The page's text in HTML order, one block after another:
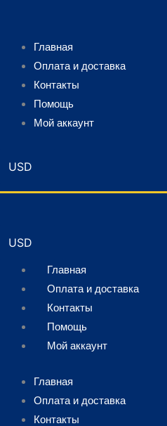
Главная
Оплата и доставка
Контакты
Помощь
Мой аккаунт
Главная
Оплата и доставка
Контакты
Помощь
Мой аккаунт
Главная
Оплата и доставка
Контакты